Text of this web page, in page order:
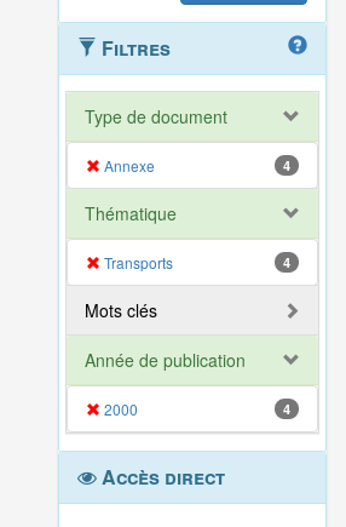
Filtres
Type de document
Annexe 4
Thématique
Transports 4
Mots clés
Année de publication
2000 4
Accès direct